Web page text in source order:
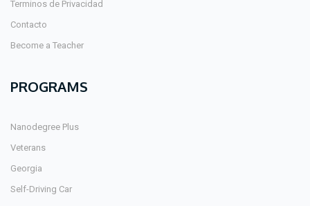
Terminos de Privacidad
Contacto
Become a Teacher
PROGRAMS
Nanodegree Plus
Veterans
Georgia
Self-Driving Car